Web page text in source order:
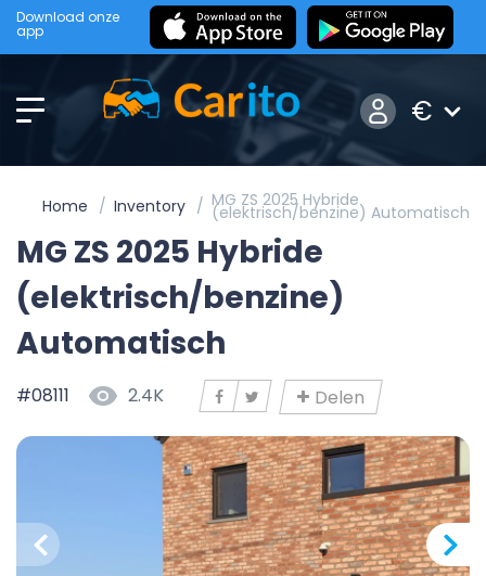
Download onze
app
€
Home Inventory MG ZS 2025 Hybride
(elektrisch/benzine) Automatisch
MG ZS 2025 Hybride
(elektrisch/benzine)
Automatisch
#08111 2.4K Delen